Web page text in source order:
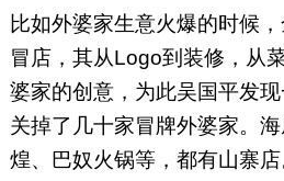
比如外婆家生意火爆的时候
冒店，其从Logo到装修，从
婆家的创意，为此吴国平发
关掉了几十家冒牌外婆家。
煌、巴奴火锅等，都有山寨店